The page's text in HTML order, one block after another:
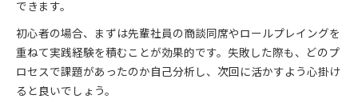
できます。
初心者の場合、まずは先輩社員の商談同席やロールプレイングを
重ねて実践経験を積むことが効果的です。失敗した際も、どのプ
ロセスで課題があったのか自己分析し、次回に活かすよう心掛け
ると良いでしょう。